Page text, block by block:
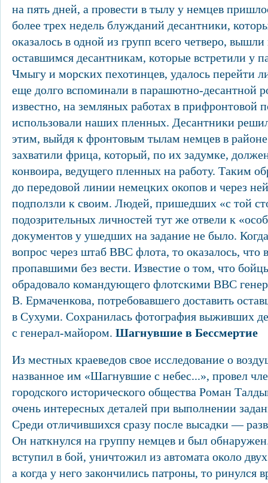
на пять дней, а провести в тылу у немцев
более трех недель блужданий десантники,
оказалось в одной из групп всего четверо,
оставшимся десантникам, которые встретили у
Чмыгу и морских пехотинцев, удалось перейти
еще долго вспоминали в парашютно-десантной
известно, на земляных работах в прифронтовой
использовали наших пленных. Десантники
этим, выйдя к фронтовым тылам немцев в
захватили фрица, который, по их задумке,
конвоира, ведущего пленных на работу. Таким
до передовой линии немецких окопов и через
подползли к своим. Людей, пришедших «с той
подозрительных личностей тут же отвели к
документов у ушедших на задание не было.
вопрос через штаб ВВС флота, то оказалось, что
пропавшими без вести. Известие о том, что
обрадовало командующего флотскими ВВС
В. Ермаченкова, потребовавшего доставить
в Сухуми. Сохранилась фотография выживших
с генерал-майором. Шагнувшие в Бессмертие
Из местных краеведов свое исследование о
названное им «Шагнувшие с небес...», провел
городского исторического общества Роман
очень интересных деталей при выполнении
Среди отличившихся сразу после высадки —
Он наткнулся на группу немцев и был
вступил в бой, уничтожил из автомата около
а когда у него закончились патроны, то ринулся